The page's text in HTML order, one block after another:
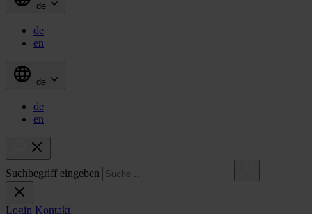
de
de
en
de
de
en
Suchbegriff eingeben
Login Kontakt